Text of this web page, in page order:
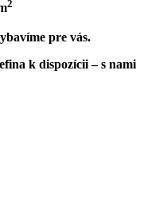
2
pre vás.
k dispozícii – s nami